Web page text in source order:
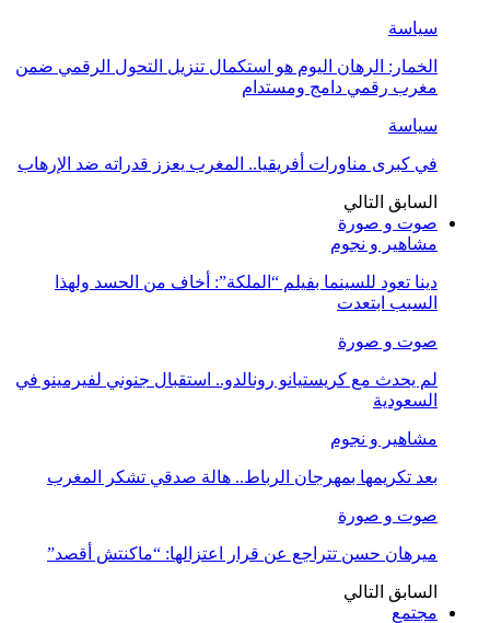
سياسة
الخمار: الرهان اليوم هو استكمال تنزيل التحول الرقمي ضمن
مغرب رقمي دامج ومستدام
سياسة
في كبرى مناورات أفريقيا.. المغرب يعزز قدراته ضد الإرهاب
السابق التالي
صوت و صورة
مشاهير و نجوم
دينا تعود للسينما بفيلم “الملكة”: أخاف من الحسد ولهذا
السبب ابتعدت
صوت و صورة
لم يحدث مع كريستيانو رونالدو.. استقبال جنوني لفيرمينو في
السعودية
مشاهير و نجوم
بعد تكريمها بمهرجان الرباط.. هالة صدقي تشكر المغرب
صوت و صورة
ميرهان حسن تتراجع عن قرار اعتزالها: “ماكنتش أقصد”
السابق التالي
مجتمع